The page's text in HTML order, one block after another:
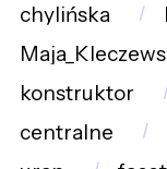
chylińska
konstruktor
centralne